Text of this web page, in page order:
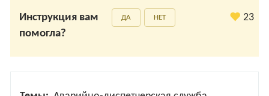
Инструкция вам
помогла?
ДА НЕТ 23